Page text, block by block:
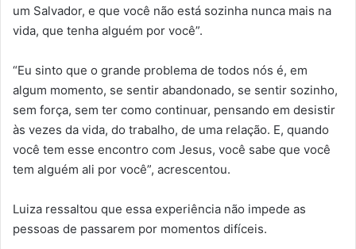
um Salvador, e que você não está sozinha nunca mais na
vida, que tenha alguém por você”.
“Eu sinto que o grande problema de todos nós é, em
algum momento, se sentir abandonado, se sentir sozinho,
sem força, sem ter como continuar, pensando em desistir
às vezes da vida, do trabalho, de uma relação. E, quando
você tem esse encontro com Jesus, você sabe que você
tem alguém ali por você”, acrescentou.
Luiza ressaltou que essa experiência não impede as
pessoas de passarem por momentos difíceis.